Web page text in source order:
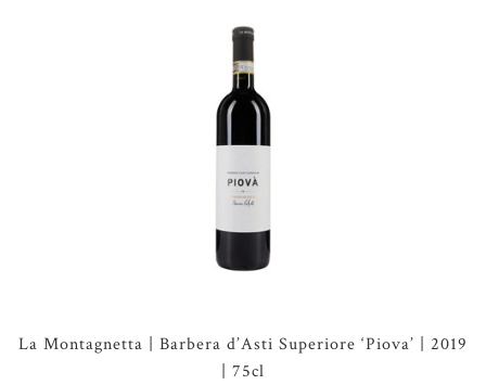
La Montagnetta | Barbera d’Asti Superiore ‘Piova’ | 2019
| 75cl